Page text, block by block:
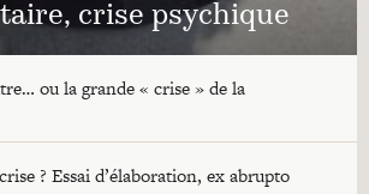
crise psychique
ou la grande « crise » de la
? Essai d’élaboration, ex abrupto